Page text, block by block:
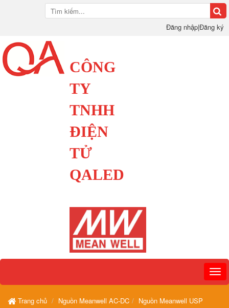
Đăng nhập|Đăng ký
CÔNG
TY
TNHH
ĐIỆN
TỬ
QALED
Trang chủ Nguồn Meanwell AC-DC Nguồn Meanwell USP